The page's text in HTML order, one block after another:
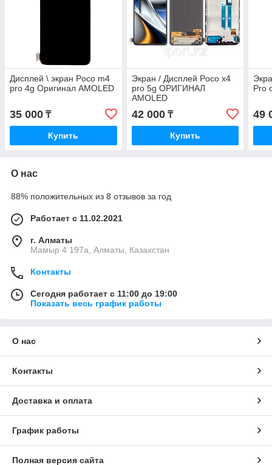
Дисплей \ экран Poco m4
pro 4g Оригинал AMOLED
35 000 ₸
Купить
Экран / Дисплей Poco x4
pro 5g ОРИГИНАЛ
AMOLED
42 000₸
Купить
Pro
49
О нас
88% положительных из 8 отзывов за год
Работает с 11.02.2021
г. Алматы
Мамыр 4 197а, Алматы, Казахстан
Контакты
Сегодня работает с 11:00 до 19:00
Показать весь график работы
О нас
Контакты
Доставка и оплата
График работы
Полная версия сайта